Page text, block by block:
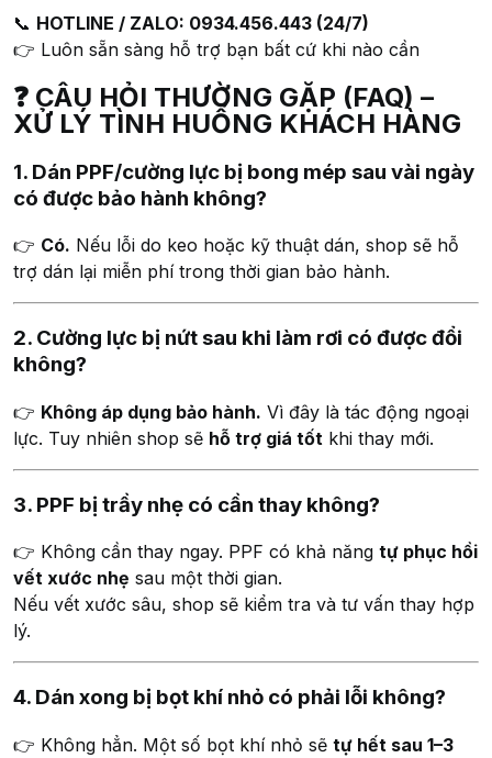
📞 HOTLINE / ZALO: 0934.456.443 (24/7)
👉 Luôn sẵn sàng hỗ trợ bạn bất cứ khi nào cần
❓ CÂU HỎI THƯỜNG GẶP (FAQ) –
XỬ LÝ TÌNH HUỐNG KHÁCH HÀNG
1. Dán PPF/cường lực bị bong mép sau vài ngày
có được bảo hành không?
👉 Có. Nếu lỗi do keo hoặc kỹ thuật dán, shop sẽ hỗ
trợ dán lại miễn phí trong thời gian bảo hành.
2. Cường lực bị nứt sau khi làm rơi có được đổi
không?
👉 Không áp dụng bảo hành. Vì đây là tác động ngoại
lực. Tuy nhiên shop sẽ hỗ trợ giá tốt khi thay mới.
3. PPF bị trầy nhẹ có cần thay không?
👉 Không cần thay ngay. PPF có khả năng tự phục hồi
vết xước nhẹ sau một thời gian.
Nếu vết xước sâu, shop sẽ kiểm tra và tư vấn thay hợp
lý.
4. Dán xong bị bọt khí nhỏ có phải lỗi không?
👉 Không hẳn. Một số bọt khí nhỏ sẽ tự hết sau 1–3